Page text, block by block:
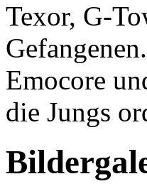
Texor, G-
Emocore
die Jungs